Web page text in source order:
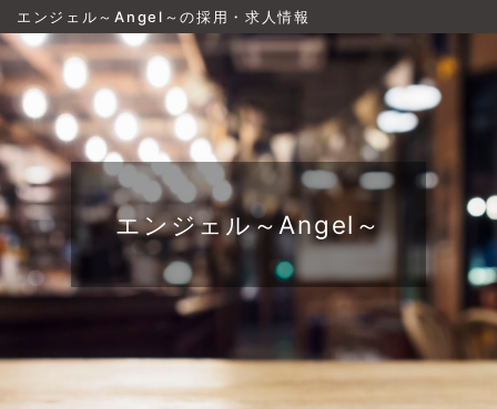
エンジェル～Angel～の採用・求人情報
エンジェル～Angel～